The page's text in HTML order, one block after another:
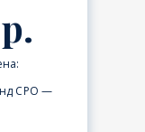
СРО —